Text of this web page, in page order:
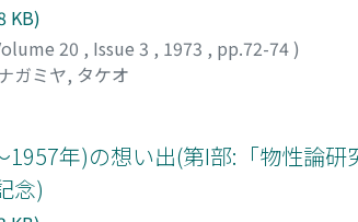
KB)
20 , Issue 3 , 1973 , pp.72-74)
ガミヤ, タケオ
1957年)の想い出(第I部:「物性論
念)